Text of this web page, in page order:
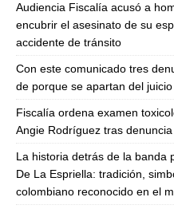
Audiencia Fiscalía acusó a
encubrir el asesinato de su
accidente de tránsito
Con este comunicado tres
de porque se apartan del
Fiscalía ordena examen
Angie Rodríguez tras
La historia detrás de la banda
De La Espriella: tradición,
colombiano reconocido en el